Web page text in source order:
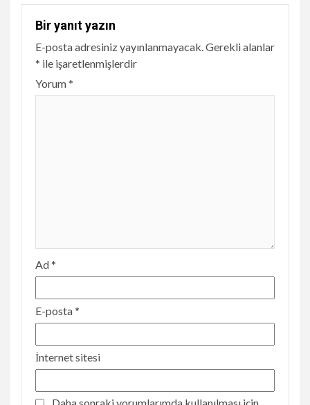
Bir yanıt yazın
E-posta adresiniz yayınlanmayacak. Gerekli alanlar
* ile işaretlenmişlerdir
Yorum*
Ad*
E-posta*
İnternet sitesi
Daha sonraki yorumlarımda kullanılması için